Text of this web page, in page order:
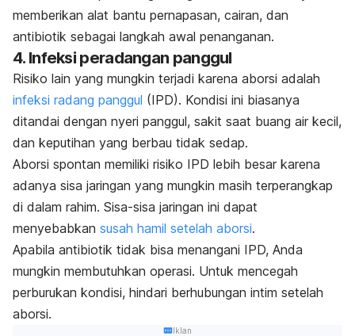
memberikan alat bantu pernapasan, cairan, dan
antibiotik sebagai langkah awal penanganan.
4. Infeksi peradangan panggul
Risiko lain yang mungkin terjadi karena aborsi adalah
infeksi radang panggul (IPD). Kondisi ini biasanya
ditandai dengan nyeri panggul, sakit saat buang air kecil,
dan keputihan yang berbau tidak sedap.
Aborsi spontan memiliki risiko IPD lebih besar karena
adanya sisa jaringan yang mungkin masih terperangkap
di dalam rahim. Sisa-sisa jaringan ini dapat
menyebabkan susah hamil setelah aborsi.
Apabila antibiotik tidak bisa menangani IPD, Anda
mungkin membutuhkan operasi. Untuk mencegah
perburukan kondisi, hindari berhubungan intim setelah
aborsi.
Iklan